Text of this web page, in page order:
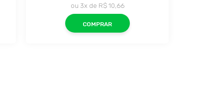
ou 3x de R$ 10,66
COMPRAR